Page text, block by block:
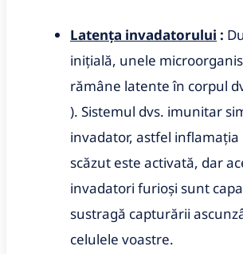
Latența invadatorului :
inițială, unele
rămâne latente în corpul
). Sistemul dvs. imunitar
invadator, astfel
scăzut este activată, dar
invadatori furioși sunt
sustragă capturării
celulele voastre.